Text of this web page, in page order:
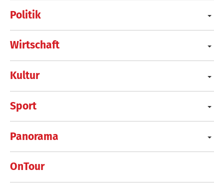
Politik
Wirtschaft
Kultur
Sport
Panorama
OnTour